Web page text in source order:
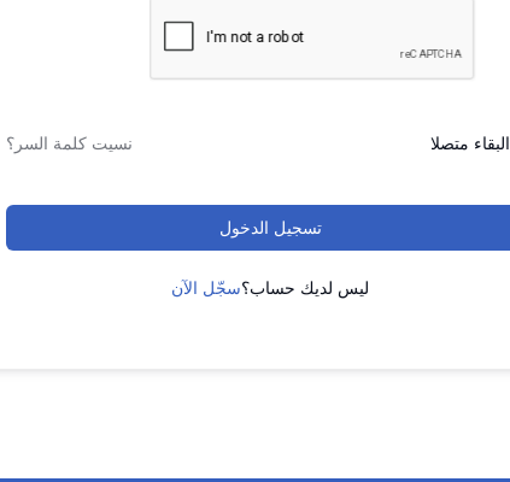
البقاء متصلا نسيت كلمة السر؟
تسجيل الدخول
ليس لديك حساب؟سجّل الآن